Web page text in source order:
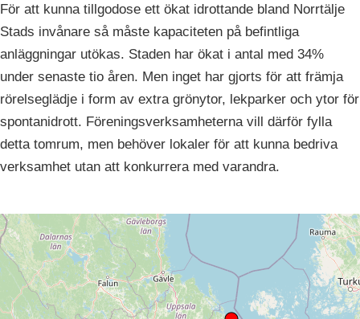
För att kunna tillgodose ett ökat idrottande bland Norrtälje
Stads invånare så måste kapaciteten på befintliga
anläggningar utökas. Staden har ökat i antal med 34%
under senaste tio åren. Men inget har gjorts för att främja
rörelseglädje i form av extra grönytor, lekparker och ytor för
spontanidrott. Föreningsverksamheterna vill därför fylla
detta tomrum, men behöver lokaler för att kunna bedriva
verksamhet utan att konkurrera med varandra.